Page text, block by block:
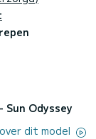
Sun Odyssey
dit model